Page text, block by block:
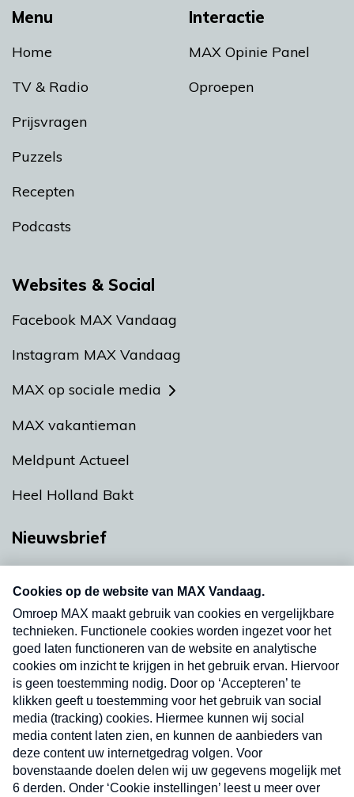
Menu
Home
TV & Radio
Prijsvragen
Puzzels
Recepten
Podcasts
Interactie
MAX Opinie Panel
Oproepen
Websites & Social
Facebook MAX Vandaag
Instagram MAX Vandaag
MAX op sociale media
MAX vakantieman
Meldpunt Actueel
Heel Holland Bakt
Nieuwsbrief
nieuwsbrief. Elke vrijdag- en dinsdagochtend in
uw mailbox.
Verzend